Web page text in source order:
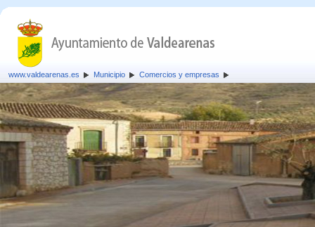
www.valdearenas.es Municipio Comercios y empresas